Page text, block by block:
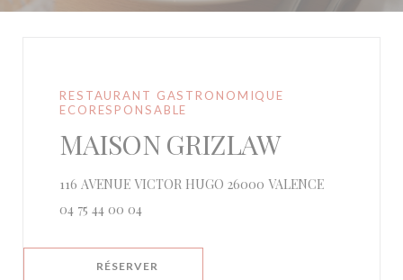
RESTAURANT GASTRONOMIQUE
ECORESPONSABLE
MAISON GRIZLAW
116 AVENUE VICTOR HUGO 26000 VALENCE((ouvre une
04 75 44 00 04
RÉSERVER